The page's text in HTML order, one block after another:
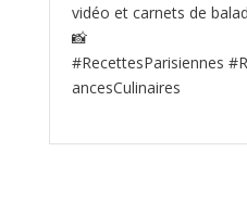
vidéo et carnets de
📸
#RecettesParisiennes
ancesCulinaires